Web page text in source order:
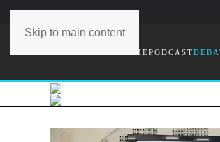
Skip to main content
SYGDOMMEPODCAST